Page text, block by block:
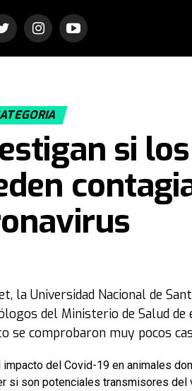
si
la Universidad Nacional de
del Ministerio de Salud
se comprobaron muy pocos
impacto del Covid-19 en animales
si son potenciales transmisores del